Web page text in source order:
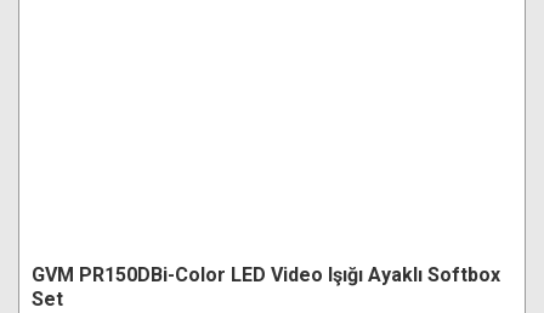
GVM PR150DBi-Color LED Video Işığı Ayaklı Softbox
Set